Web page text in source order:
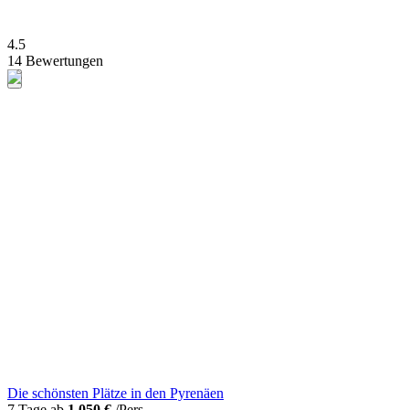
4.5
14 Bewertungen
Die schönsten Plätze in den Pyrenäen